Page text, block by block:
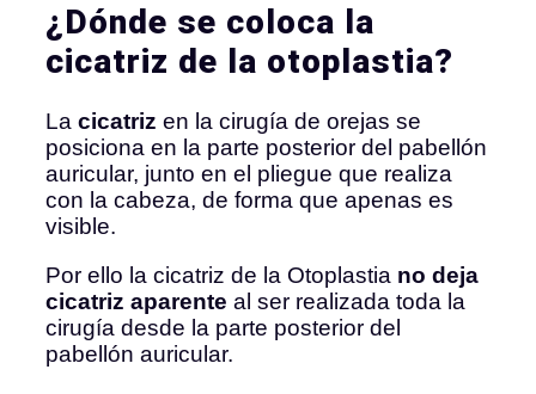
¿Dónde se coloca la
cicatriz de la otoplastia?
La cicatriz en la cirugía de orejas se
posiciona en la parte posterior del pabellón
auricular, junto en el pliegue que realiza
con la cabeza, de forma que apenas es
visible.
Por ello la cicatriz de la Otoplastia no deja
cicatriz aparente al ser realizada toda la
cirugía desde la parte posterior del
pabellón auricular.